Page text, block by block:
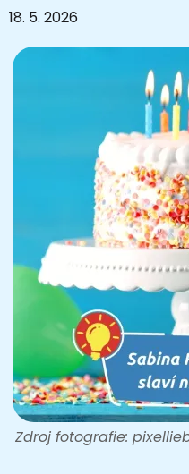
18. 5. 2026
Zdroj fotografie: